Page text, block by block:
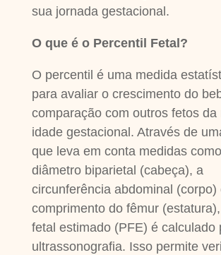
sua jornada gestacional.
O que é o Percentil Fetal?
O percentil é uma medida
para avaliar o crescimento do
comparação com outros fetos da
idade gestacional. Através de
que leva em conta medidas
diâmetro biparietal (cabeça), a
circunferência abdominal (corpo)
comprimento do fêmur
fetal estimado (PFE) é calculado
ultrassonografia. Isso permite